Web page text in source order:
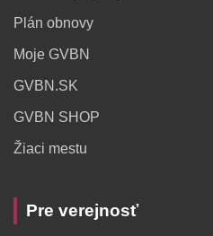
Plán obnovy
Moje GVBN
GVBN.SK
GVBN SHOP
Žiaci mestu
Pre verejnosť